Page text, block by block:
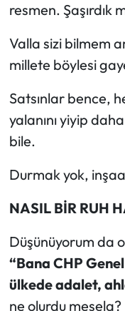
resmen. Şaşırdık
Valla sizi bilmem
millete böylesi
Satsınlar bence,
yalanını yiyip
bile.
Durmak yok,
NASIL BİR RUH
Düşünüyorum da
“Bana CHP
ülkede adalet,
ne olurdu mesela?